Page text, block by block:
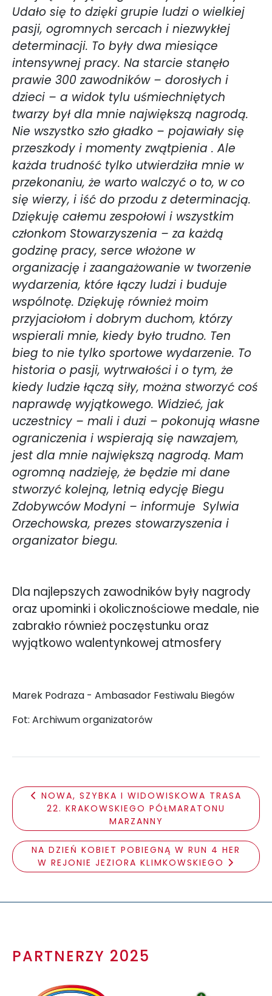
Udało się to dzięki grupie ludzi o wielkiej
pasji, ogromnych sercach i niezwykłej
determinacji. To były dwa miesiące
intensywnej pracy. Na starcie stanęło
prawie 300 zawodników – dorosłych i
dzieci – a widok tylu uśmiechniętych
twarzy był dla mnie największą nagrodą.
Nie wszystko szło gładko – pojawiały się
przeszkody i momenty zwątpienia . Ale
każda trudność tylko utwierdziła mnie w
przekonaniu, że warto walczyć o to, w co
się wierzy, i iść do przodu z determinacją.
Dziękuję całemu zespołowi i wszystkim
członkom Stowarzyszenia – za każdą
godzinę pracy, serce włożone w
organizację i zaangażowanie w tworzenie
wydarzenia, które łączy ludzi i buduje
wspólnotę. Dziękuję również moim
przyjaciołom i dobrym duchom, którzy
wspierali mnie, kiedy było trudno. Ten
bieg to nie tylko sportowe wydarzenie. To
historia o pasji, wytrwałości i o tym, że
kiedy ludzie łączą siły, można stworzyć coś
naprawdę wyjątkowego. Widzieć, jak
uczestnicy – mali i duzi – pokonują własne
ograniczenia i wspierają się nawzajem,
jest dla mnie największą nagrodą. Mam
ogromną nadzieję, że będzie mi dane
stworzyć kolejną, letnią edycję Biegu
Zdobywców Modyni – informuje Sylwia
Orzechowska, prezes stowarzyszenia i
organizator biegu.
Dla najlepszych zawodników były nagrody
oraz upominki i okolicznościowe medale, nie
zabrakło również poczęstunku oraz
wyjątkowo walentynkowej atmosfery
Marek Podraza - Ambasador Festiwalu Biegów
Fot: Archiwum organizatorów
NOWA, SZYBKA I WIDOWISKOWA TRASA
22. KRAKOWSKIEGO PÓŁMARATONU
MARZANNY
NA DZIEŃ KOBIET POBIEGNĄ W RUN 4 HER
W REJONIE JEZIORA KLIMKOWSKIEGO
PARTNERZY 2025